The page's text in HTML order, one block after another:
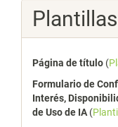
Plantillas
Página de título (
Formulario de
Interés,
de Uso de IA (